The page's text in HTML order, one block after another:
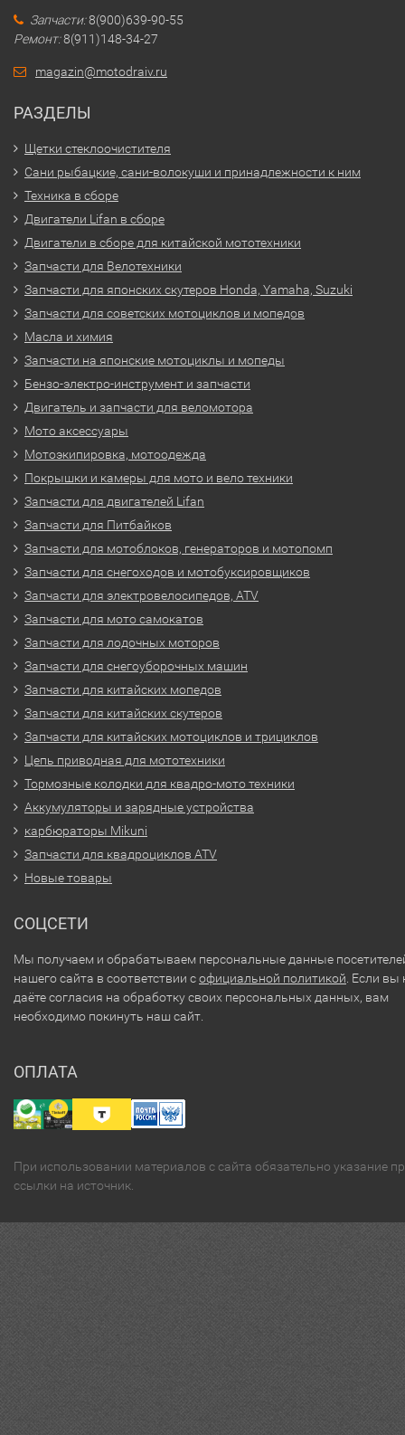
Запчасти:8(900)639-90-55
Ремонт:8(911)148-34-27
magazin@motodraiv.ru
РАЗДЕЛЫ
Щетки стеклоочистителя
Сани рыбацкие, сани-волокуши и принадлежности к ним
Техника в сборе
Двигатели Lifan в сборе
Двигатели в сборе для китайской мототехники
Запчасти для Велотехники
Запчасти для японских скутеров Honda, Yamaha, Suzuki
Запчасти для советских мотоциклов и мопедов
Масла и химия
Запчасти на японские мотоциклы и мопеды
Бензо-электро-инструмент и запчасти
Двигатель и запчасти для веломотора
Мото аксессуары
Мотоэкипировка, мотоодежда
Покрышки и камеры для мото и вело техники
Запчасти для двигателей Lifan
Запчасти для Питбайков
Запчасти для мотоблоков, генераторов и мотопомп
Запчасти для снегоходов и мотобуксировщиков
Запчасти для электровелосипедов, ATV
Запчасти для мото самокатов
Запчасти для лодочных моторов
Запчасти для снегоуборочных машин
Запчасти для китайских мопедов
Запчасти для китайских скутеров
Запчасти для китайских мотоциклов и трициклов
Цепь приводная для мототехники
Тормозные колодки для квадро-мото техники
Аккумуляторы и зарядные устройства
карбюраторы Mikuni
Запчасти для квадроциклов ATV
Новые товары
СОЦСЕТИ
Мы получаем и обрабатываем персональные данные
нашего сайта в соответствии софициальной политикой . Если вы
даёте согласия на обработку своих персональных данных, вам
необходимо покинуть наш сайт.
ОПЛАТА
При использовании материалов с сайта обязательно указание
ссылки на источник.